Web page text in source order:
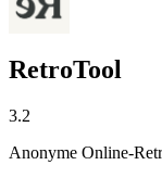
RetroTool
3.2
Anonyme Online-